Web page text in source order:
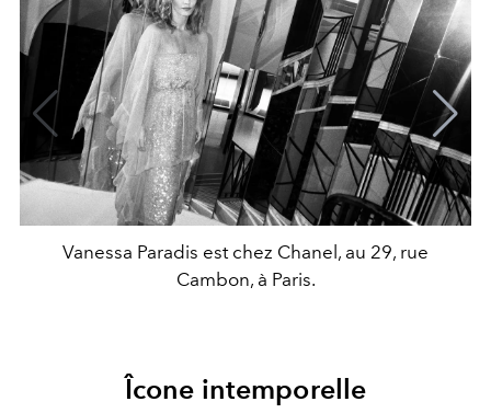
Vanessa Paradis est chez Chanel, au 29, rue
Cambon, à Paris.
Îcone intemporelle